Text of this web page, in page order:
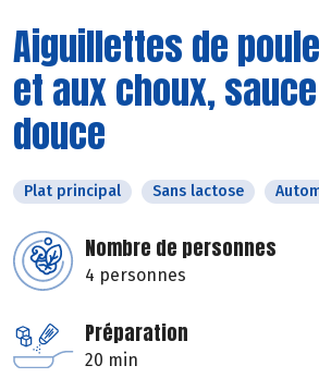
Aiguillettes de
et aux choux,
douce
Plat principal Sans lactose
Nombre de personnes
4 personnes
Préparation
20 min